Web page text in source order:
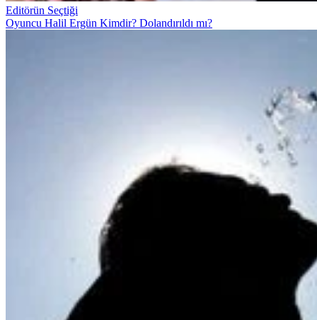
Editörün Seçtiği
Oyuncu Halil Ergün Kimdir? Dolandırıldı mı?